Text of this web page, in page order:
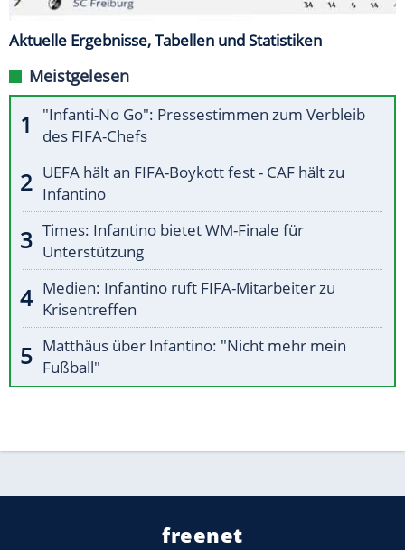
Aktuelle Ergebnisse, Tabellen und Statistiken
Meistgelesen
"Infanti-No Go": Pressestimmen zum Verbleib
des FIFA-Chefs
UEFA hält an FIFA-Boykott fest - CAF hält zu
Infantino
Times: Infantino bietet WM-Finale für
Unterstützung
Medien: Infantino ruft FIFA-Mitarbeiter zu
Krisentreffen
Matthäus über Infantino: "Nicht mehr mein
Fußball"
freenet